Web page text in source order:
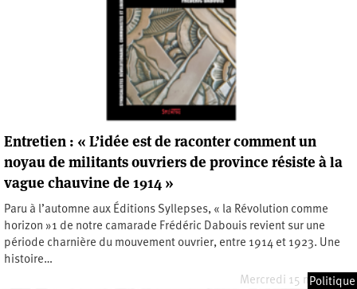
Entretien : « L’idée est de raconter comment un
noyau de militants ouvriers de province résiste à la
vague chauvine de 1914 »
Paru à l’automne aux Éditions Syllepses, « la Révolution comme
horizon »1 de notre camarade Frédéric Dabouis revient sur une
période charnière du mouvement ouvrier, entre 1914 et 1923. Une
histoire…
Mercredi 15 mars 2023
Politique